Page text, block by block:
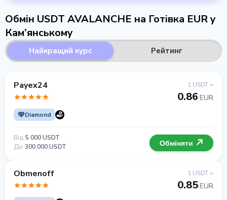
Обмін USDT AVALANCHE на Готівка EUR у
Кам’янському
Найкращий курс Рейтинг
Payex24
Diamond
1 USDT =
0.86 EUR
Від 5 000 USDT
До 300 000 USDT Обміняти
Obmenoff 1 USDT =
0.85EUR